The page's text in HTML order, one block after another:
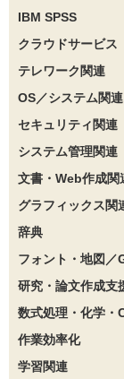
IBM SPSS
クラウドサービス
テレワーク関連
OS／システム関連
セキュリティ関連
システム管理関連
文書・Web作成関
グラフィックス関
辞典
フォント・地図／
研究・論文作成支
数式処理・化学・
作業効率化
学習関連